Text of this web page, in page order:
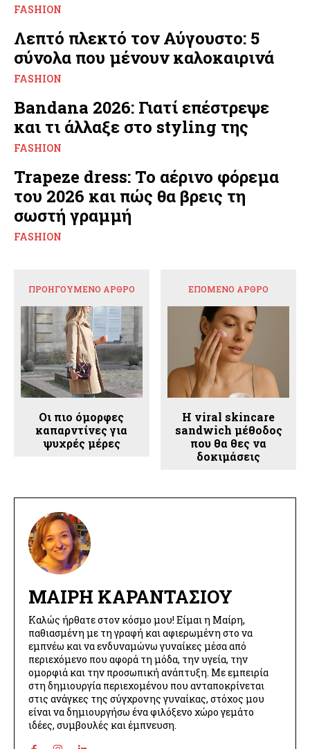
FASHION
Λεπτό πλεκτό τον Αύγουστο: 5
σύνολα που μένουν καλοκαιρινά
FASHION
Bandana 2026: Γιατί επέστρεψε
και τι άλλαξε στο styling της
FASHION
Trapeze dress: Το αέρινο φόρεμα
του 2026 και πώς θα βρεις τη
σωστή γραμμή
FASHION
ΠΡΟΗΓΟΎΜΕΝΟ ΆΡΘΡΟ
Οι πιο όμορφες
καπαρντίνες για
ψυχρές μέρες
ΕΠΌΜΕΝΟ ΆΡΘΡΟ
Η viral skincare
sandwich μέθοδος
που θα θες να
δοκιμάσεις
ΜΑΊΡΗ ΚΑΡΑΝΤΆΣΙΟΥ
Καλώς ήρθατε στον κόσμο μου! Είμαι η Μαίρη,
παθιασμένη με τη γραφή και αφιερωμένη στο να
εμπνέω και να ενδυναμώνω γυναίκες μέσα από
περιεχόμενο που αφορά τη μόδα, την υγεία, την
ομορφιά και την προσωπική ανάπτυξη. Με εμπειρία
στη δημιουργία περιεχομένου που ανταποκρίνεται
στις ανάγκες της σύγχρονης γυναίκας, στόχος μου
είναι να δημιουργήσω ένα φιλόξενο χώρο γεμάτο
ιδέες, συμβουλές και έμπνευση.